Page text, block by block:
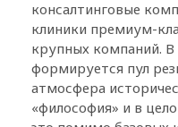
консалтинговые
клиники премиум-
крупных компаний. В
формируется пул
атмосфера
«философия» и в